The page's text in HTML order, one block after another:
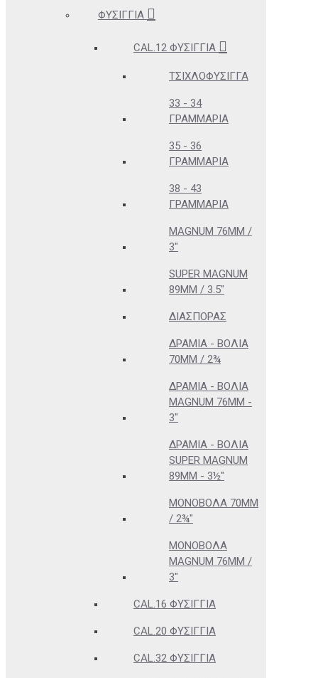
ΦΥΣΊΓΓΙΑ
CAL.12 ΦΥΣΊΓΓΙΑ
ΤΣΙΧΛΟΦΎΣΙΓΓΑ
33 - 34
ΓΡΑΜΜΆΡΙΑ
35 - 36
ΓΡΑΜΜΆΡΙΑ
38 - 43
ΓΡΑΜΜΆΡΙΑ
MAGNUM 76MM /
3"
SUPER MAGNUM
89MM / 3.5"
ΔΙΑΣΠΟΡΆΣ
ΔΡΆΜΙΑ - ΒΌΛΙΑ
70MM / 2¾
ΔΡΆΜΙΑ - ΒΌΛΙΑ
MAGNUM 76MM -
3"
ΔΡΆΜΙΑ - ΒΌΛΙΑ
SUPER MAGNUM
89MM - 3½"
ΜΟΝΌΒΟΛΑ 70MM
/ 2¾"
ΜΟΝΌΒΟΛΑ
MAGNUM 76MM /
3"
CAL.16 ΦΥΣΊΓΓΙΑ
CAL.20 ΦΥΣΊΓΓΙΑ
CAL.32 ΦΥΣΊΓΓΙΑ